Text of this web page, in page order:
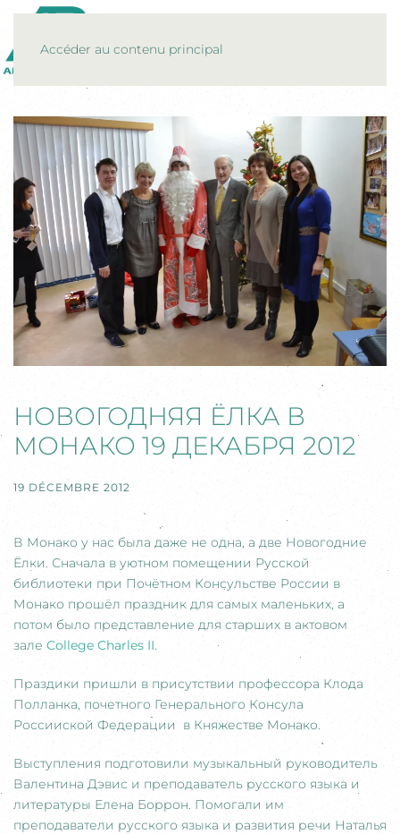
Accéder au contenu principal
НОВОГОДНЯЯ ЁЛКА В
МОНАКО 19 ДЕКАБРЯ 2012
19 DÉCEMBRE 2012
В Монако у нас была даже не одна, а две Новогодние
Ёлки. Сначала в уютном помещении Руcской
библиотеки при Почётном Консульстве России в
Монако прошёл праздник для самых маленьких, а
потом было представление для старших в актовом
зале College Charles II.
Праздики пришли в присутствии профессора Клода
Полланка, почетного Генерального Консула
Россииской Федерации в Княжестве Монако.
Выступления подготовили музыкальный руководитель
Валентина Дэвис и преподаватель русского языка и
литературы Елена Боррон. Помогали им
преподаватели русского языка и развития речи Наталья